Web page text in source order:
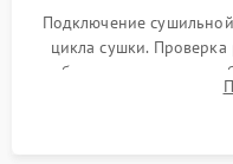
Подключение
цикла сушки. Проверка
набора температуры,
конденсата) и